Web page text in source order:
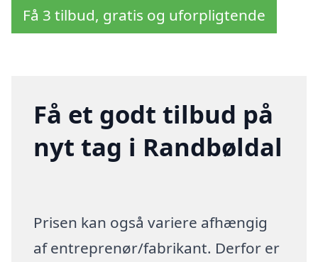
Få 3 tilbud, gratis og uforpligtende
Få et godt tilbud på
nyt tag i Randbøldal
Prisen kan også variere afhængig
af entreprenør/fabrikant. Derfor er